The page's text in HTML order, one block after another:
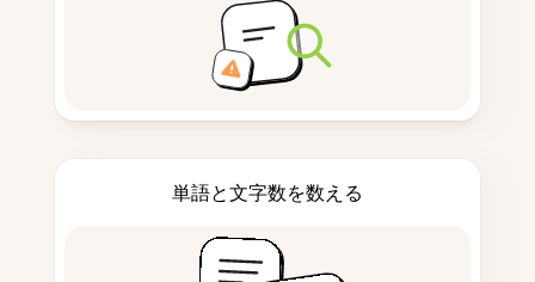
単語と文字数を数える